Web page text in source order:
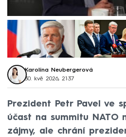
Karolína Neubergerová
30. kvě 2026, 21:37
Prezident Petr Pavel ve
účast na summitu NATO
zájmy, ale chrání